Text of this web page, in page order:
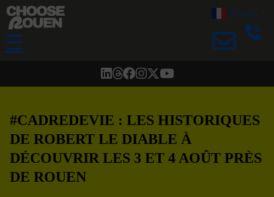
☰
French
#CADREDEVIE : LES HISTORIQUES
DE ROBERT LE DIABLE À
DÉCOUVRIR LES 3 ET 4 AOÛT PRÈS
DE ROUEN